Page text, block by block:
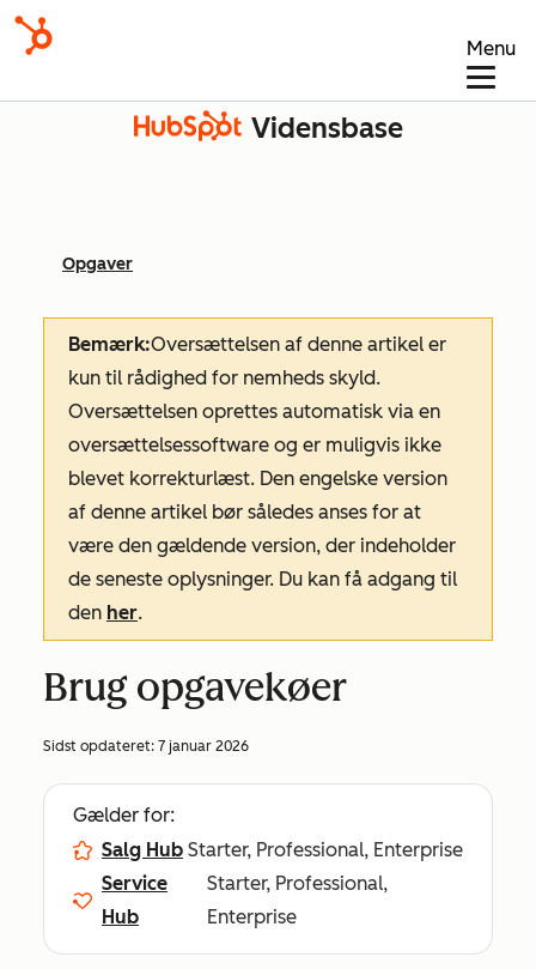
Menu
Vidensbase
Opgaver
Bemærk:Oversættelsen af denne artikel er
kun til rådighed for nemheds skyld.
Oversættelsen oprettes automatisk via en
oversættelsessoftware og er muligvis ikke
blevet korrekturlæst. Den engelske version
af denne artikel bør således anses for at
være den gældende version, der indeholder
de seneste oplysninger. Du kan få adgang til
den her.
Brug opgavekøer
Sidst opdateret: 7 januar 2026
Gælder for:
Salg Hub Starter, Professional, Enterprise
Service
Hub
Starter, Professional,
Enterprise